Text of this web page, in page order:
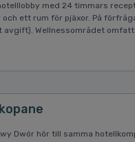
med 24 timmars
ett rum för pjäxor. På
Wellnessområdet
Dwór hör till samma